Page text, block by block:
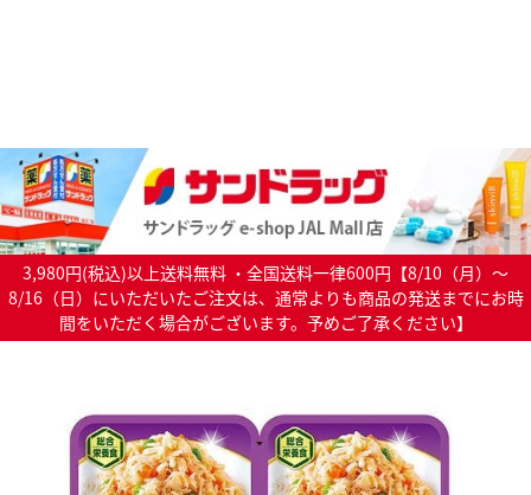
3,980円(税込)以上送料無料 ・全国送料一律600円【8/10（月）～
8/16（日）にいただいたご注文は、通常よりも商品の発送までにお時
間をいただく場合がございます。予めご了承ください】